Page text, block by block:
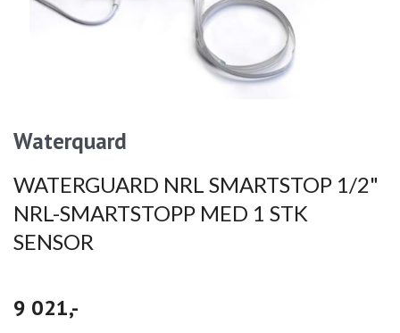
Waterquard
WATERGUARD NRL SMARTSTOP 1/2"
NRL-SMARTSTOPP MED 1 STK
SENSOR
9 021,-